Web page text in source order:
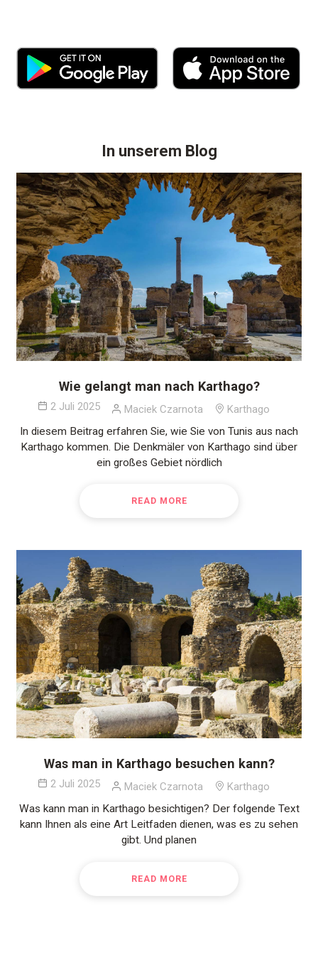
In unserem Blog
Wie gelangt man nach Karthago?
2 Juli 2025 Maciek Czarnota
Karthago
In diesem Beitrag erfahren Sie, wie Sie von Tunis aus nach
Karthago kommen. Die Denkmäler von Karthago sind über
ein großes Gebiet nördlich
READ MORE
Was man in Karthago besuchen kann?
2 Juli 2025 Maciek Czarnota
Karthago
Was kann man in Karthago besichtigen? Der folgende Text
kann Ihnen als eine Art Leitfaden dienen, was es zu sehen
gibt. Und planen
READ MORE